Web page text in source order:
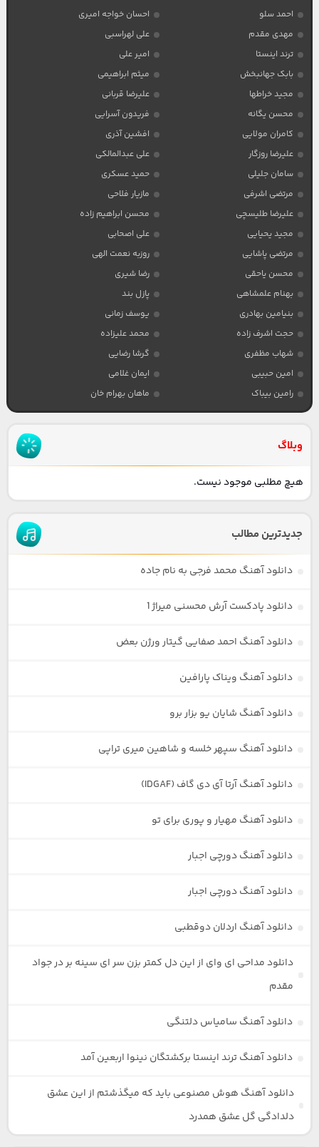
احمد سلو
احسان خواجه امیری
مهدی مقدم
علی لهراسبی
ترند اینستا
امیر علی
بابک جهانبخش
میثم ابراهیمی
مجید خراطها
علیرضا قربانی
محسن یگانه
فریدون آسرایی
کامران مولایی
افشین آذری
علیرضا روزگار
علی عبدالمالکی
سامان جلیلی
حمید عسکری
مرتضی اشرفی
مازیار فلاحی
علیرضا طلیسچی
محسن ابراهیم زاده
مجید یحیایی
علی اصحابی
مرتضی پاشایی
روزبه نعمت الهی
محسن یاحقی
رضا شیری
بهنام علمشاهی
پازل بند
بنیامین بهادری
یوسف زمانی
حجت اشرف زاده
محمد علیزاده
شهاب مظفری
گرشا رضایی
امین حبیبی
ایمان غلامی
رامین بیباک
ماهان بهرام خان
وبلاگ
هیچ مطلبی موجود نیست.
جدیدترین مطالب
دانلود آهنگ محمد فرجی به نام جاده
دانلود پادکست آرش محسنی میراژ 1
دانلود آهنگ احمد صفایی گیتار ورژن بعض
دانلود آهنگ ویناک پارافین
دانلود آهنگ شایان یو بزار برو
دانلود آهنگ سپهر خلسه و شاهین میری تراپی
دانلود آهنگ آرتا آی دی گاف (IDGAF)
دانلود آهنگ مهیار و پوری برای تو
دانلود آهنگ دورچی اجبار
دانلود آهنگ دورچی اجبار
دانلود آهنگ اردلان دوقطبی
دانلود مداحی ای وای از این دل کمتر بزن سر ای سینه بر در جواد
مقدم
دانلود آهنگ سامیاس دلتنگی
دانلود آهنگ ترند اینستا برکشتگان نینوا اربعین آمد
دانلود آهنگ هوش مصنوعی باید که میگذشتم از این عشق
دلدادگی گل عشق همدرد